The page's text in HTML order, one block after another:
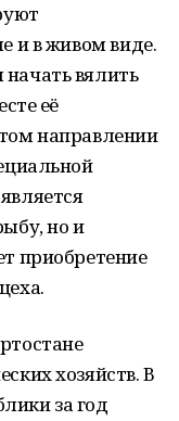
и в живом виде.
вялить
её
направлении
но и
приобретение
хозяйств. В
за год